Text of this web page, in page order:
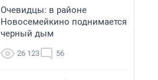
Очевидцы: в районе
Новосемейкино поднимается
черный дым
26 123 56